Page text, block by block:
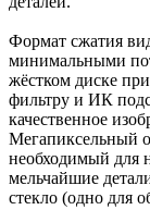
Формат сжатия
минимальными
жёстком диске
фильтру и ИК
качественное
Мегапиксельный
необходимый для
мельчайшие
стекло (одно для